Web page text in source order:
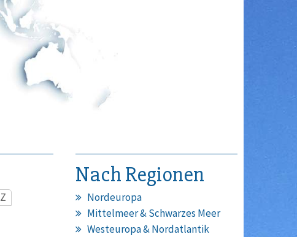
Z
Nach Regionen
Nordeuropa
Mittelmeer & Schwarzes Meer
Westeuropa & Nordatlantik